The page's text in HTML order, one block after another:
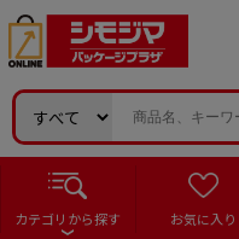
カテゴリから探す お気に入り